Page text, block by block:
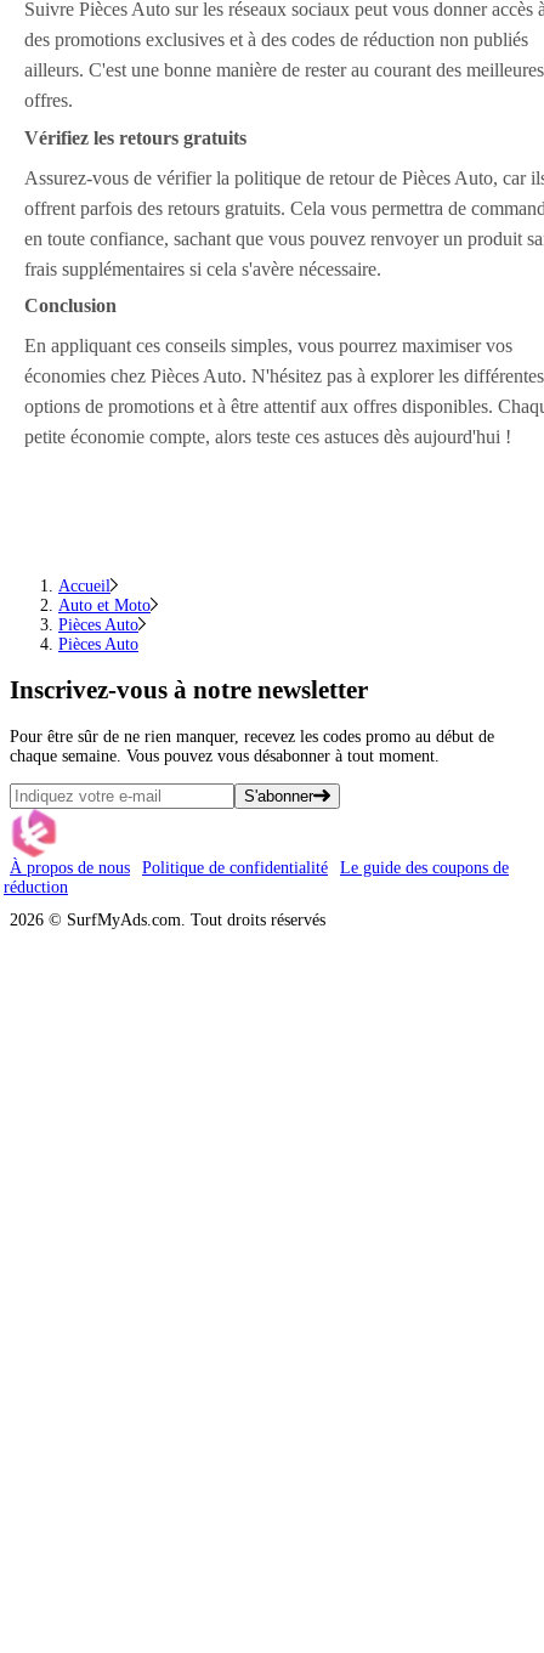
Suivre Pièces Auto sur les réseaux sociaux peut vous donner accès
des promotions exclusives et à des codes de réduction non publiés
ailleurs. C'est une bonne manière de rester au courant des meilleures
offres.
Vérifiez les retours gratuits
Assurez-vous de vérifier la politique de retour de Pièces Auto, car
offrent parfois des retours gratuits. Cela vous permettra de
en toute confiance, sachant que vous pouvez renvoyer un produit
frais supplémentaires si cela s'avère nécessaire.
Conclusion
En appliquant ces conseils simples, vous pourrez maximiser vos
économies chez Pièces Auto. N'hésitez pas à explorer les différentes
options de promotions et à être attentif aux offres disponibles.
petite économie compte, alors teste ces astuces dès aujourd'hui !
Accueil
Auto et Moto
Pièces Auto
Pièces Auto
Inscrivez-vous à notre newsletter
Pour être sûr de ne rien manquer, recevez les codes promo au début de
chaque semaine. Vous pouvez vous désabonner à tout moment.
S'abonner
À propos de nous Politique de confidentialité
Le guide des coupons de
réduction
2026 © SurfMyAds.com. Tout droits réservés